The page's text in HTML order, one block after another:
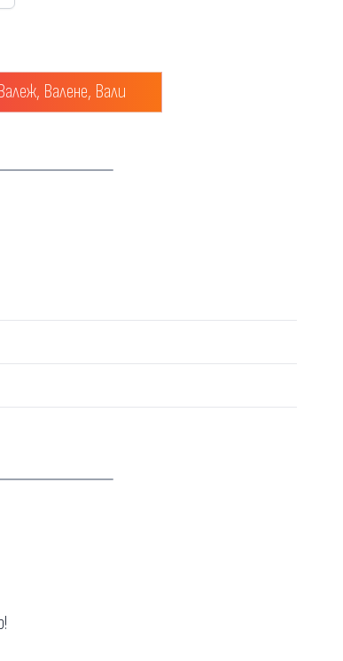
Валене, Вали